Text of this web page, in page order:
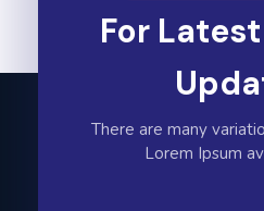
For
There are many
Lorem Ipsum